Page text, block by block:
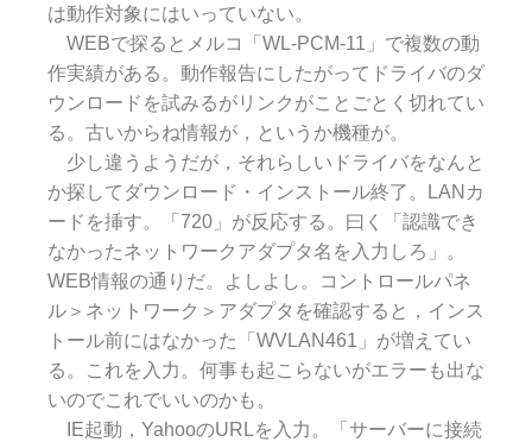
は動作対象にはいっていない。
WEBで探るとメルコ「WL-PCM-11」で複数の動
作実績がある。動作報告にしたがってドライバのダ
ウンロードを試みるがリンクがことごとく切れてい
る。古いからね情報が，というか機種が。
少し違うようだが，それらしいドライバをなんと
か探してダウンロード・インストール終了。LANカ
ードを挿す。「720」が反応する。曰く「認識でき
なかったネットワークアダプタ名を入力しろ」。
WEB情報の通りだ。よしよし。コントロールパネ
ル＞ネットワーク＞アダプタを確認すると，インス
トール前にはなかった「WVLAN461」が増えてい
る。これを入力。何事も起こらないがエラーも出な
いのでこれでいいのかも。
IE起動，YahooのURLを入力。「サーバーに接続